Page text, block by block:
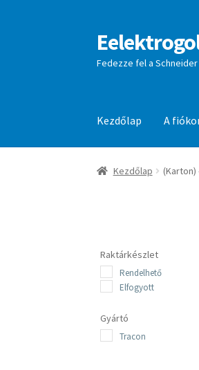
Ugrás
a
navigációhoz
Kilépés
a
tartalomba
Fedezze fel a
Kezdőlap A
Kezdőlap A fiókom
Kezdőlap
Raktárkészlet
Rendelhető
Elfogyott
Gyártó
Tracon